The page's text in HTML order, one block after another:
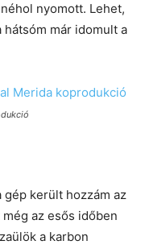
nyomott. Lehet,
már idomult a
gép került hozzám az
az esős időben
a karbon